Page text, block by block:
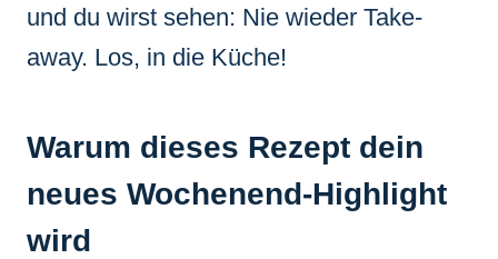
und du wirst sehen: Nie wieder Take-
away. Los, in die Küche!
Warum dieses Rezept dein
neues Wochenend-Highlight
wird